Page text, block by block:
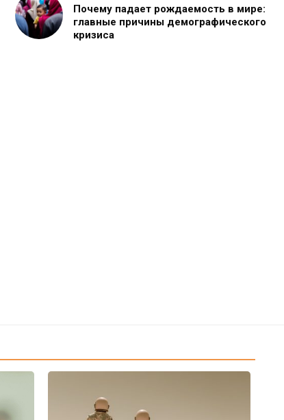
Почему падает рождаемость в мире:
главные причины демографического
кризиса